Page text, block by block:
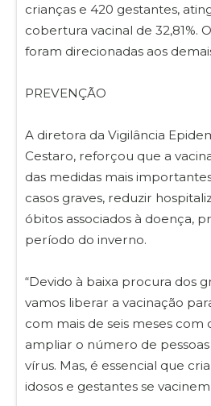
crianças e 420 gestantes,
cobertura vacinal de 32,81%.
foram direcionadas aos
PREVENÇÃO
A diretora da Vigilância
Cestaro, reforçou que a
das medidas mais
casos graves, reduzir
óbitos associados à doença,
período do inverno.
“Devido à baixa procura dos
vamos liberar a vacinação
com mais de seis meses com
ampliar o número de
vírus. Mas, é essencial que
idosos e gestantes se